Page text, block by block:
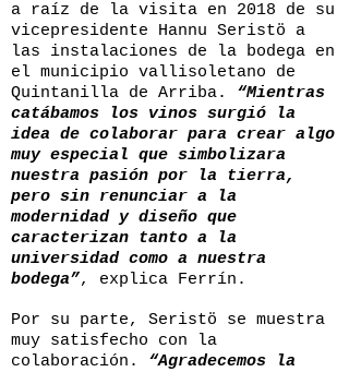
a raíz de la visita en 2018 de su
vicepresidente Hannu Seristö a
las instalaciones de la bodega en
el municipio vallisoletano de
Quintanilla de Arriba. “Mientras
catábamos los vinos surgió la
idea de colaborar para crear algo
muy especial que simbolizara
nuestra pasión por la tierra,
pero sin renunciar a la
modernidad y diseño que
caracterizan tanto a la
universidad como a nuestra
bodega”, explica Ferrín.
Por su parte, Seristö se muestra
muy satisfecho con la
colaboración. “Agradecemos la